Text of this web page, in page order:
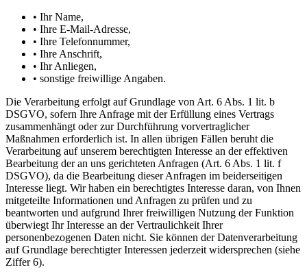
• Ihr Name,
• Ihre E-Mail-Adresse,
• Ihre Telefonnummer,
• Ihre Anschrift,
• Ihr Anliegen,
• sonstige freiwillige Angaben.
Die Verarbeitung erfolgt auf Grundlage von Art. 6 Abs. 1 lit. b
DSGVO, sofern Ihre Anfrage mit der Erfüllung eines Vertrags
zusammenhängt oder zur Durchführung vorvertraglicher
Maßnahmen erforderlich ist. In allen übrigen Fällen beruht die
Verarbeitung auf unserem berechtigten Interesse an der effektiven
Bearbeitung der an uns gerichteten Anfragen (Art. 6 Abs. 1 lit. f
DSGVO), da die Bearbeitung dieser Anfragen im beiderseitigen
Interesse liegt. Wir haben ein berechtigtes Interesse daran, von Ihnen
mitgeteilte Informationen und Anfragen zu prüfen und zu
beantworten und aufgrund Ihrer freiwilligen Nutzung der Funktion
überwiegt Ihr Interesse an der Vertraulichkeit Ihrer
personenbezogenen Daten nicht. Sie können der Datenverarbeitung
auf Grundlage berechtigter Interessen jederzeit widersprechen (siehe
Ziffer 6).